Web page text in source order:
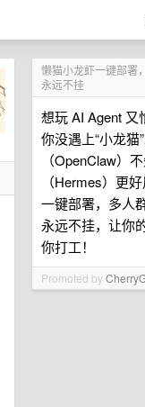
懒猫小龙虾一键部署
永远不挂
想玩 AI Agent 又
你没遇上“小龙猫
（OpenClaw）
（Hermes）更
一键部署，多人
永远不挂，让你
你打工！
Promoted by